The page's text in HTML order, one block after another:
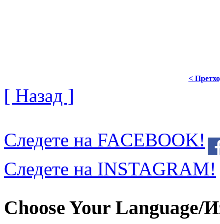
<
[ Назад ]
Следете на FACEBOOK!
Следете на INSTAGRAM!
Choose Your Language/